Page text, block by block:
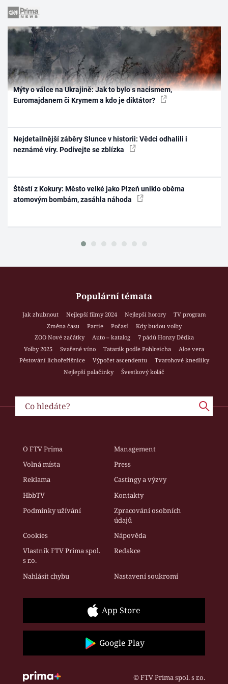
Mýty o válce na Ukrajině: Jak to bylo s nacismem,
Euromajdanem či Krymem a kdo je diktátor?
Nejdetailnější záběry Slunce v historii: Vědci odhalili i
neznámé víry. Podívejte se zblízka
Štěstí z Kokury: Město velké jako Plzeň uniklo oběma
atomovým bombám, zasáhla náhoda
Populární témata
Jak zhubnout Nejlepší filmy 2024 Nejlepší horory
TV program
Změna času
Partie Počasí
Kdy budou volby
ZOO Nové začátky
Auto – katalog
7 pádů Honzy Dědka
Volby 2025
Svařené víno Tatarák podle Pohlreicha
Aloe vera
Pěstování lichořeřišnice
Výpočet ascendentu
Tvarohové knedlíky
Nejlepší palačinky
Švestkový koláč
O FTV Prima
Management
Volná místa
Press
Reklama
Castingy a výzvy
HbbTV
Kontakty
Podmínky užívání
Zpracování osobních
údajů
Cookies
Nápověda
Vlastník FTV Prima spol.
s r.o.
Redakce
Nahlásit chybu Nastavení soukromí
App Store
Google Play
© FTV Prima spol. s r.o.